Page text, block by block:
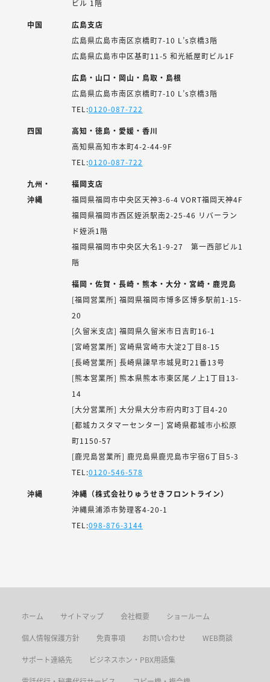
ビル 1階
中国
広島支店
広島県広島市南区京橋町7-10 L’s京橋3階
広島県広島市中区基町11-5 和光紙屋町ビル1F
広島・山口・岡山・鳥取・島根
広島県広島市南区京橋町7-10 L’s京橋3階
TEL:0120-087-722
四国
高知・徳島・愛媛・香川
高知県高知市本町4-2-44-9F
TEL:0120-087-722
九州・
沖縄
福岡支店
福岡県福岡市中央区天神3-6-4 VORT福岡天神4F
福岡県福岡市西区姪浜駅南2-25-46 リバーラン
ド姪浜1階
福岡県福岡市中央区大名1-9-27 第一西部ビル1
階
福岡・佐賀・長崎・熊本・大分・宮崎・鹿児島
[福岡営業所] 福岡県福岡市博多区博多駅前1-15-
20
[久留米支店] 福岡県久留米市日吉町16-1
[宮崎営業所] 宮崎県宮崎市大淀2丁目8-15
[長崎営業所] 長崎県諫早市城見町21番13号
[熊本営業所] 熊本県熊本市東区尾ノ上1丁目13-
14
[大分営業所] 大分県大分市府内町3丁目4-20
[都城カスタマーセンター] 宮崎県都城市小松原
町1150-57
[鹿児島営業所] 鹿児島県鹿児島市宇宿6丁目5-3
TEL:0120-546-578
沖縄
沖縄（株式会社りゅうせきフロントライン）
沖縄県浦添市勢理客4-20-1
TEL:098-876-3144
ホーム サイトマップ 会社概要 ショールーム
個人情報保護方針 免責事項 お問い合わせ WEB商談
サポート連絡先 ビジネスホン・PBX用語集